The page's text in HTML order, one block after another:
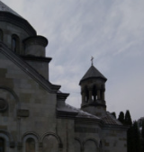
“Вино. Крим
вдосталь: воно все